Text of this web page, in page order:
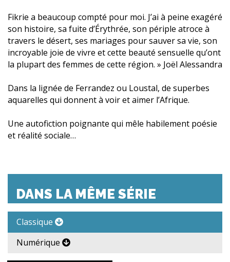
Fikrie a beaucoup compté pour moi. J’ai à peine exagéré
son histoire, sa fuite d’Érythrée, son périple atroce à
travers le désert, ses mariages pour sauver sa vie, son
incroyable joie de vivre et cette beauté sensuelle qu’ont
la plupart des femmes de cette région. » Joël Alessandra
Dans la lignée de Ferrandez ou Loustal, de superbes
aquarelles qui donnent à voir et aimer l’Afrique.
Une autofiction poignante qui mêle habilement poésie
et réalité sociale…
DANS LA MÊME SÉRIE
Classique
Numérique